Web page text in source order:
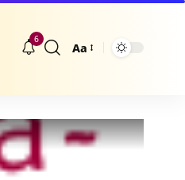
6
Größenänderung
Aa